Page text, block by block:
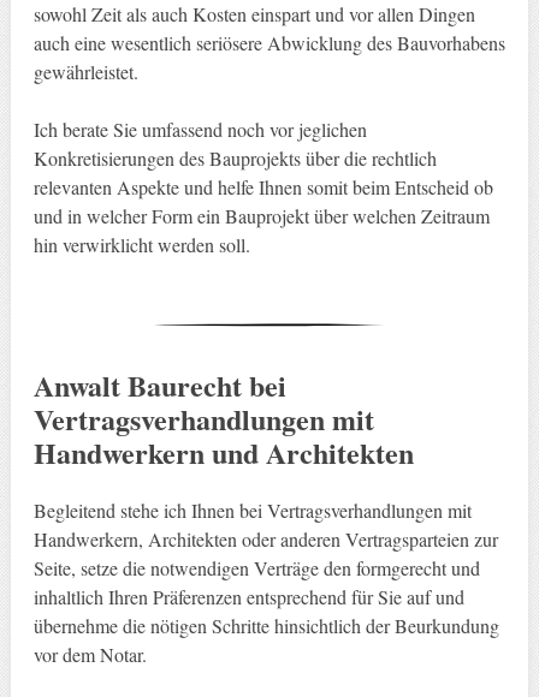
sowohl Zeit als auch Kosten einspart und vor allen Dingen
auch eine wesentlich seriösere Abwicklung des Bauvorhabens
gewährleistet.
Ich berate Sie umfassend noch vor jeglichen
Konkretisierungen des Bauprojekts über die rechtlich
relevanten Aspekte und helfe Ihnen somit beim Entscheid ob
und in welcher Form ein Bauprojekt über welchen Zeitraum
hin verwirklicht werden soll.
Anwalt Baurecht bei
Vertragsverhandlungen mit
Handwerkern und Architekten
Begleitend stehe ich Ihnen bei Vertragsverhandlungen mit
Handwerkern, Architekten oder anderen Vertragsparteien zur
Seite, setze die notwendigen Verträge den formgerecht und
inhaltlich Ihren Präferenzen entsprechend für Sie auf und
übernehme die nötigen Schritte hinsichtlich der Beurkundung
vor dem Notar.